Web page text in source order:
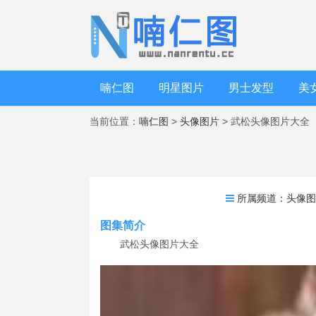
喃仁图 明星图片 男士发型 美
当前位置： 喃仁图 > 头像图片 > 武松头像图片大全
所属频道：头像
图集简介
武松头像图片大全